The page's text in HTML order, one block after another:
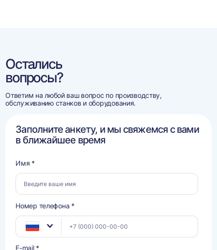
Остались
вопросы?
Ответим на любой ваш вопрос по производству,
обслуживанию станков и оборудования.
Заполните анкету, и мы свяжемся с вами
в ближайшее время
Имя *
Номер телефона *
E-mail *